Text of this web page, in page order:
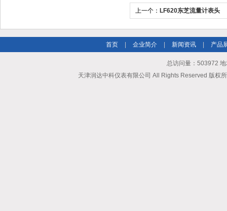
上一个： LF620东芝流量计表头
首页 企业简介 新闻资讯 产品
总访问量：503972
天津润达中科仪表有限公司 All Rights Reserved 版权